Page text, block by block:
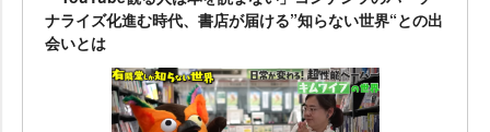
ナライズ化進む時代、書店が届ける”知らない世界“との出
会いとは